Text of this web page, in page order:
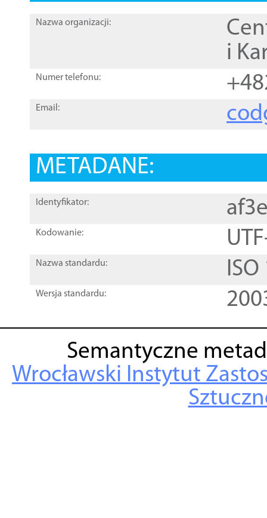
Nazwa organizacji:
i
Numer telefonu:
Email:
METADANE:
Identyfikator:
Kodowanie:
Nazwa standardu:
Wersja standardu:
Semantyczne
Wrocławski Instytut